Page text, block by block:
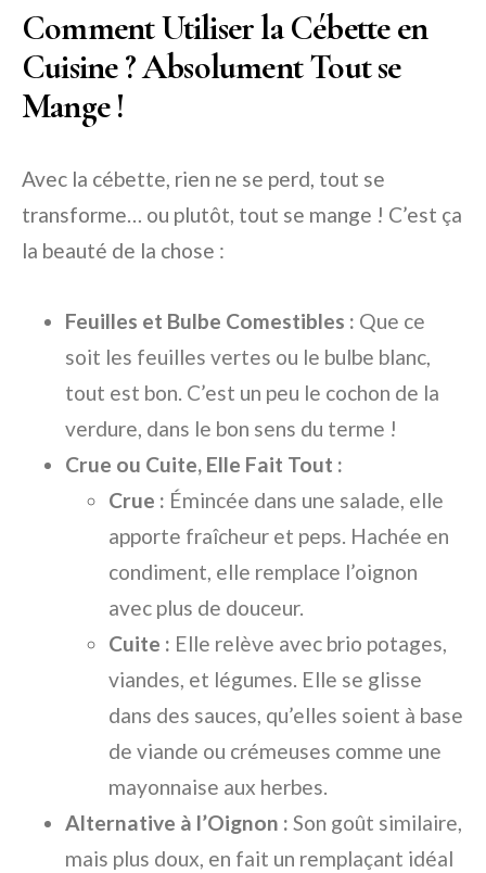
Comment Utiliser la Cébette en
Cuisine ? Absolument Tout se
Mange !
Avec la cébette, rien ne se perd, tout se
transforme… ou plutôt, tout se mange ! C’est ça
la beauté de la chose :
Feuilles et Bulbe Comestibles : Que ce
soit les feuilles vertes ou le bulbe blanc,
tout est bon. C’est un peu le cochon de la
verdure, dans le bon sens du terme !
Crue ou Cuite, Elle Fait Tout :
Crue : Émincée dans une salade, elle
apporte fraîcheur et peps. Hachée en
condiment, elle remplace l’oignon
avec plus de douceur.
Cuite : Elle relève avec brio potages,
viandes, et légumes. Elle se glisse
dans des sauces, qu’elles soient à base
de viande ou crémeuses comme une
mayonnaise aux herbes.
Alternative à l’Oignon : Son goût similaire,
mais plus doux, en fait un remplaçant idéal